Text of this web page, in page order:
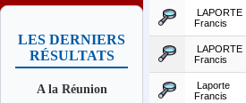
LES DERNIERS
RÉSULTATS
A la Réunion
LAPORTE
Francis
LAPORTE
Francis
Laporte
Francis